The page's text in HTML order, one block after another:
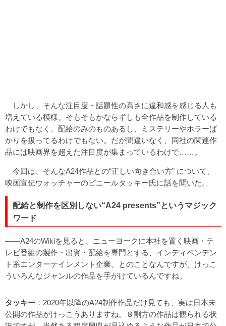
しかし、そんな注目度・話題性の高さに違和感を感じる人も
増えている模様。そもそもかならずしも全作品を制作している
わけでもなく、配給のみのものあるし、ミステリーやホラーば
かりを扱ってるわけでもない。だが間違いなく、同社の関連作
品には映画界を超えた注目度が集まっているわけで……。
今回は、そんなA24作品との“正しい向き合い方” について、
映画宣伝ウォッチャーのビニールタッキー氏に話を聞いた。
配給と制作を区別しない“A24 presents”というマジック
ワード
――A24のWikiを見ると、ニューヨークに本社を置く映画・テ
レビ番組の製作・出資・配給を専門とする、インディペンデン
ト系エンターテインメント企業。とのことなんですが、けっこ
ういろんなジャンルの作品を手がけているんですね。
タッキー ：2020年以降のA24制作作品だけ見ても、実は日本未
公開の作品がけっこうありますね。８割方の作品は観られる状